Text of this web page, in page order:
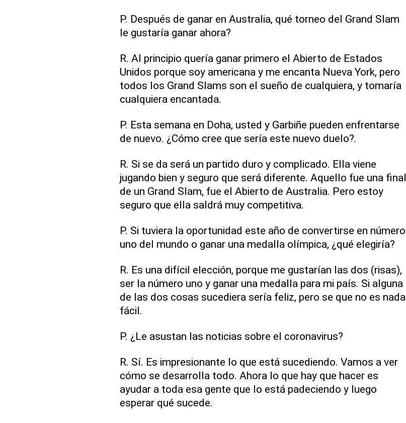
P. Después de ganar en Australia, qué torneo del Grand Slam
le gustaría ganar ahora?
R. Al principio quería ganar primero el Abierto de Estados
Unidos porque soy americana y me encanta Nueva York, pero
todos los Grand Slams son el sueño de cualquiera, y tomaría
cualquiera encantada.
P. Esta semana en Doha, usted y Garbiñe pueden enfrentarse
de nuevo. ¿Cómo cree que sería este nuevo duelo?.
R. Si se da será un partido duro y complicado. Ella viene
jugando bien y seguro que será diferente. Aquello fue una final
de un Grand Slam, fue el Abierto de Australia. Pero estoy
seguro que ella saldrá muy competitiva.
P. Si tuviera la oportunidad este año de convertirse en número
uno del mundo o ganar una medalla olímpica, ¿qué elegiría?
R. Es una difícil elección, porque me gustarían las dos (risas),
ser la número uno y ganar una medalla para mi país. Si alguna
de las dos cosas sucediera sería feliz, pero se que no es nada
fácil.
P. ¿Le asustan las noticias sobre el coronavirus?
R. Sí. Es impresionante lo que está sucediendo. Vamos a ver
cómo se desarrolla todo. Ahora lo que hay que hacer es
ayudar a toda esa gente que lo está padeciendo y luego
esperar qué sucede.